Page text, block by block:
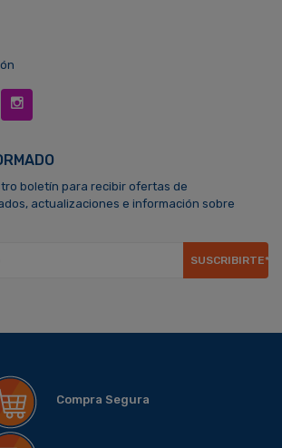
boletín para recibir ofertas de
actualizaciones e información sobre
SUSCRIBIRTE*
Compra Segura